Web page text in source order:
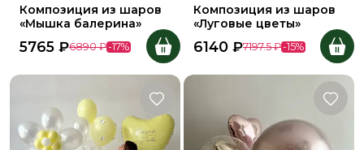
Композиция из шаров
«Мышка балерина»
5765 ₽6890 ₽-17%
Композиция из шаров
«Луговые цветы»
6140 ₽7197.5 ₽-15%